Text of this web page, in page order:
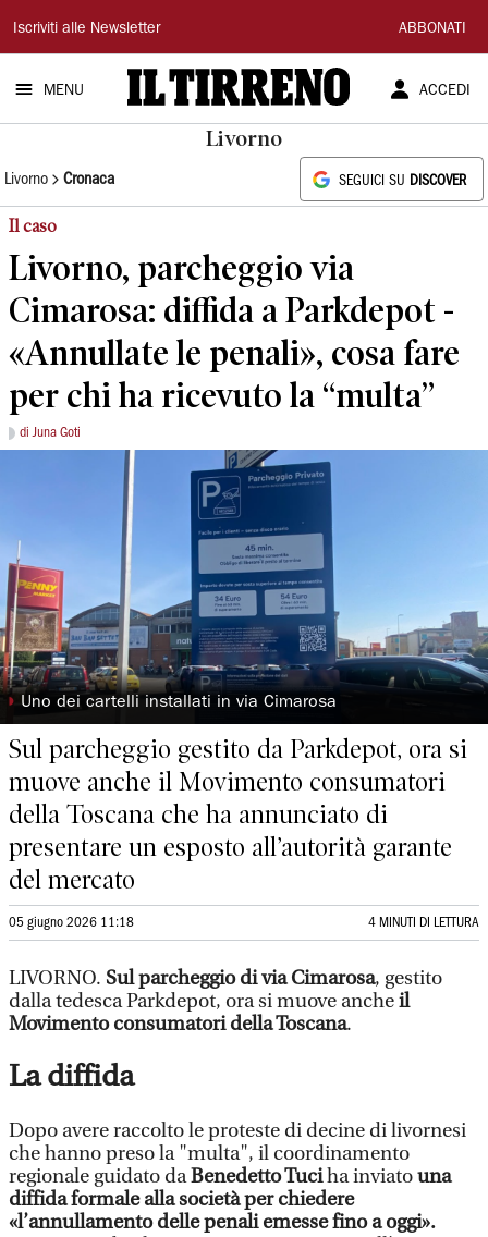
Il
Tirreno
Iscriviti alle Newsletter ABBONATI
MENU ACCEDI
Livorno
Livorno Cronaca SEGUICI SU DISCOVER
Il caso
Livorno, parcheggio via
Cimarosa: diffida a Parkdepot -
«Annullate le penali», cosa fare
per chi ha ricevuto la “multa”
di Juna Goti
◗ Uno dei cartelli installati in via Cimarosa
Sul parcheggio gestito da Parkdepot, ora si
muove anche il Movimento consumatori
della Toscana che ha annunciato di
presentare un esposto all’autorità garante
del mercato
05 giugno 2026 11:18 4 MINUTI DI LETTURA
LIVORNO. Sul parcheggio di via Cimarosa, gestito
dalla tedesca Parkdepot, ora si muove ancheil
Movimento consumatori della Toscana.
La diffida
Dopo avere raccolto le proteste di decine di livornesi
che hanno preso la "multa", il coordinamento
regionale guidato daBenedetto Tuciha inviatouna
diffida formale alla società per chiedere
«l’annullamento delle penali emesse fino a oggi».